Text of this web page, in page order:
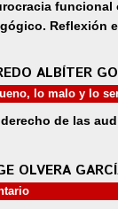
funcional
Reflexión
ALBÍTER
lo malo y lo
derecho de las
OLVERA